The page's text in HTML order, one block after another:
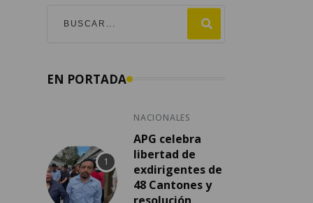
EN PORTADA
NACIONALES
APG celebra
libertad de
exdirigentes de
48 Cantones y